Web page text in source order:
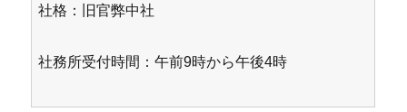
社格：旧官弊中社
社務所受付時間：午前9時から午後4時